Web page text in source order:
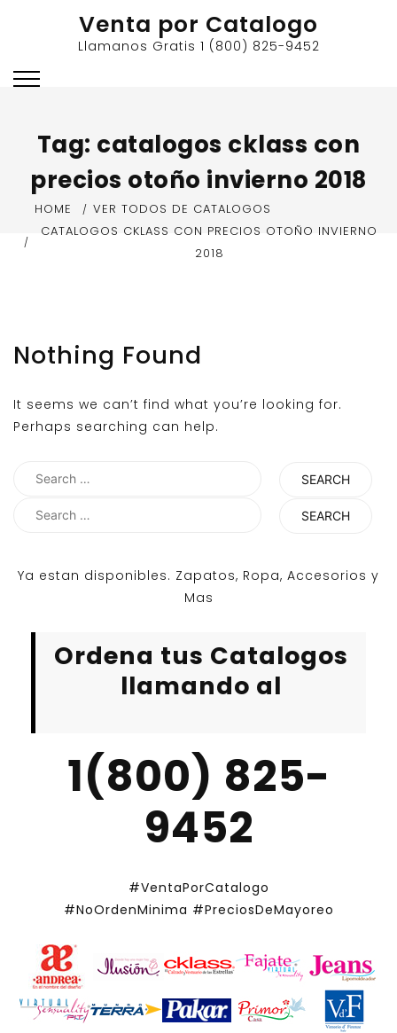
Venta por Catalogo
Llamanos Gratis 1 (800) 825-9452
Tag: catalogos cklass con
precios otoño invierno 2018
HOME
VER TODOS DE CATALOGOS
CATALOGOS CKLASS CON PRECIOS OTOÑO INVIERNO
2018
Nothing Found
It seems we can’t find what you’re looking for.
Perhaps searching can help.
Search
Search
Ya estan disponibles. Zapatos, Ropa, Accesorios y
Mas
Ordena tus Catalogos
llamando al
1(800) 825-
9452
#VentaPorCatalogo
#NoOrdenMinima #PreciosDeMayoreo